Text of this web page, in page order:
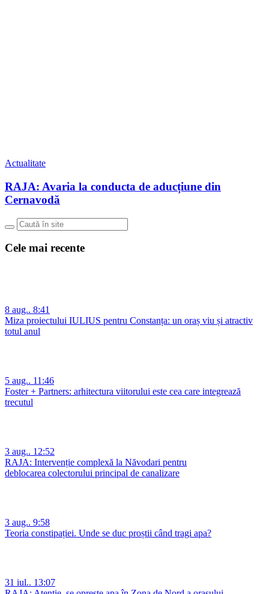
Actualitate
RAJA: Avaria la conducta de aducțiune din
Cernavodă
Cele mai recente
8 aug.. 8:41
Miza proiectului IULIUS pentru Constanța: un oraș viu și atractiv
totul anul
5 aug.. 11:46
Foster + Partners: arhitectura viitorului este cea care integrează
trecutul
3 aug.. 12:52
RAJA: Intervenție complexă la Năvodari pentru
deblocarea colectorului principal de canalizare
3 aug.. 9:58
Teoria constipației. Unde se duc proștii când tragi apa?
31 iul.. 13:07